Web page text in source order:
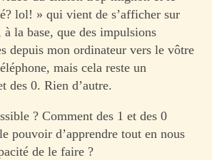
lol! » qui vient de s’afficher sur
la base, que des impulsions
depuis mon ordinateur vers le vôtre
mais cela reste un
des 0. Rien d’autre.
? Comment des 1 et des 0
pouvoir d’apprendre tout en nous
de le faire ?